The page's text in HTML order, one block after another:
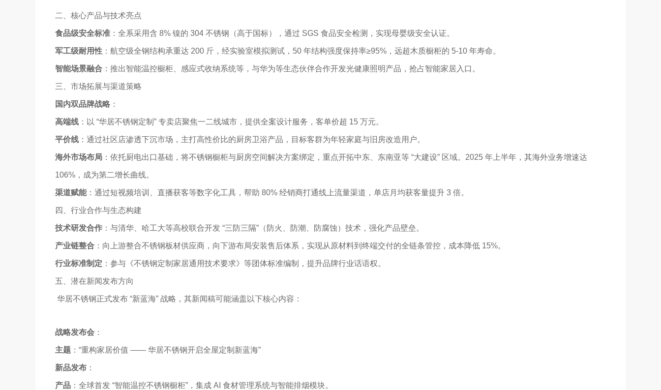
二、核心产品与技术亮点
食品级安全标准 ：全系采用含 8% 镍的 304 不锈钢（高于国标），通过 SGS 食品安全检测，实现母婴级安全认证。
军工级耐用性 ：航空级全钢结构承重达 200 斤，经实验室模拟测试，50 年结构强度保持率≥95%，远超木质橱柜的 5-10 年寿命。
智能场景融合 ：推出智能温控橱柜、感应式收纳系统等，与华为等生态伙伴合作开发光健康照明产品，抢占智能家居入口。
三、市场拓展与渠道策略
国内双品牌战略 ：
高端线 ：以 “华居不锈钢定制” 专卖店聚焦一二线城市，提供全案设计服务，客单价超 15 万元。
平价线 ：通过社区店渗透下沉市场，主打高性价比的厨房卫浴产品，目标客群为年轻家庭与旧房改造用户。
海外市场布局 ：依托厨电出口基础，将不锈钢橱柜与厨房空间解决方案绑定，重点开拓中东、东南亚等 “大建设” 区域。2025 年上半年，其海外业务增速达
106%，成为第二增长曲线。
渠道赋能：通过短视频培训、直播获客等数字化工具，帮助 80% 经销商打通线上流量渠道，单店月均获客量提升 3 倍。
四、行业合作与生态构建
技术研发合作 ：与清华、哈工大等高校联合开发 “三防三隔”（防火、防潮、防腐蚀）技术，强化产品壁垒。
产业链整合 ：向上游整合不锈钢板材供应商，向下游布局安装售后体系，实现从原材料到终端交付的全链条管控，成本降低 15%。
行业标准制定 ：参与《不锈钢定制家居通用技术要求》等团体标准编制，提升品牌行业话语权。
五、潜在新闻发布方向
华居不锈钢正式发布 “新蓝海” 战略，其新闻稿可能涵盖以下核心内容：
战略发布会 ：
主题 ：“重构家居价值 —— 华居不锈钢开启全屋定制新蓝海”
新品发布 ：
产品 ：全球首发 “智能温控不锈钢橱柜”，集成 AI 食材管理系统与智能排烟模块。